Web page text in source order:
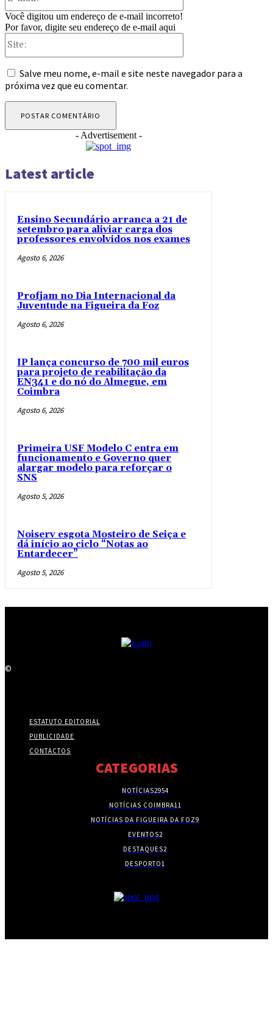
Você digitou um endereço de e-mail incorreto!
Por favor, digite seu endereço de e-mail aqui
Salve meu nome, e-mail e site neste navegador para a
próxima vez que eu comentar.
- Advertisement -
Latest article
Ensino Secundário arranca a 21 de
setembro para aliviar carga dos
professores envolvidos nos exames
Agosto 6, 2026
Profjam no Dia Internacional da
Juventude na Figueira da Foz
Agosto 6, 2026
IP lança concurso de 700 mil euros
para projeto de reabilitação da
EN341 e do nó do Almegue, em
Coimbra
Agosto 6, 2026
Primeira USF Modelo C entra em
funcionamento e Governo quer
alargar modelo para reforçar o
SNS
Agosto 5, 2026
Noiserv esgota Mosteiro de Seiça e
dá início ao ciclo “Notas ao
Entardecer”
Agosto 5, 2026
©
ESTATUTO EDITORIAL
PUBLICIDADE
CONTACTOS
CATEGORIAS
NOTÍCIAS2954
NOTÍCIAS COIMBRA11
NOTÍCIAS DA FIGUEIRA DA FOZ9
EVENTOS2
DESTAQUES2
DESPORTO1